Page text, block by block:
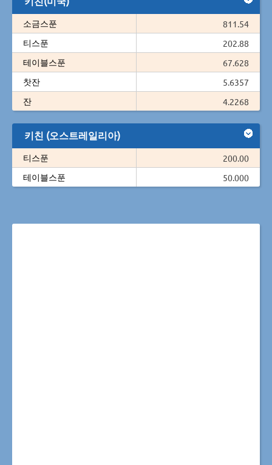
소금스푼
811.54
티스푼
202.88
테이블스푼
67.628
찻잔
5.6357
잔
4.2268
키친 (오스트레일리아)
티스푼
200.00
테이블스푼
50.000